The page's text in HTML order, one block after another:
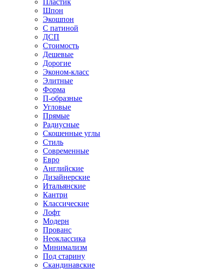
Пластик
Шпон
Экошпон
С патиной
ДСП
Стоимость
Дешевые
Дорогие
Эконом-класс
Элитные
Форма
П-образные
Угловые
Прямые
Радиусные
Скошенные углы
Стиль
Современные
Евро
Английские
Дизайнерские
Итальянские
Кантри
Классические
Лофт
Модерн
Прованс
Неоклассика
Минимализм
Под старину
Скандинавские